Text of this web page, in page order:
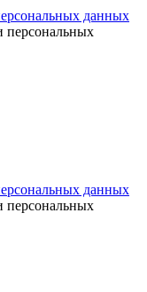
данных
персональных
данных
персональных